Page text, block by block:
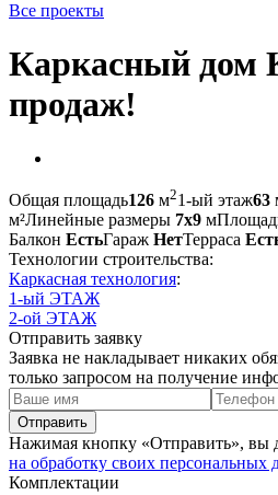
Все проекты
Каркасный дом
продаж!
Общая площадь126 м21-ый этаж63
м²Линейные размеры 7х9 м
Балкон ЕстьГараж НетТерраса
Технологии строительства:
Каркасная технология:
1-ый ЭТАЖ
2-ой ЭТАЖ
Отправить заявку
Заявка не накладывает никаких
только запросом на получение
Отправить
Нажимая кнопку «Отправить», вы
на обработку своих персональных
Комплектации